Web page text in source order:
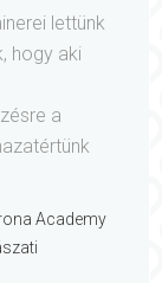
lettünk
hogy aki
a
Academy